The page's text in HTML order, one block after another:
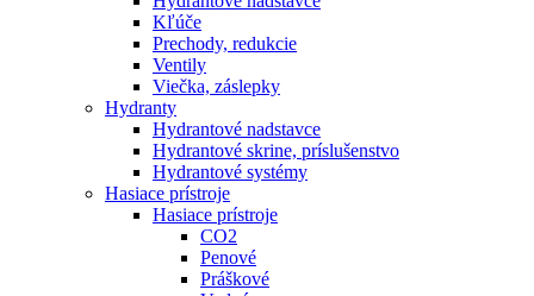
Kľúče
Prechody, redukcie
Ventily
Viečka, záslepky
Hydranty
Hydrantové nadstavce
Hydrantové skrine, príslušenstvo
Hydrantové systémy
Hasiace prístroje
Hasiace prístroje
CO2
Penové
Práškové